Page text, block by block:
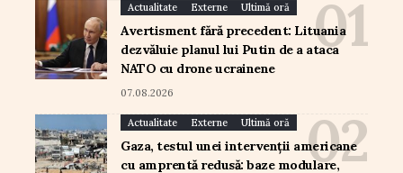
Actualitate Externe Ultimă oră
Avertisment fără precedent: Lituania
dezvăluie planul lui Putin de a ataca
NATO cu drone ucrainene
07.08.2026
Actualitate Externe Ultimă oră
Gaza, testul unei intervenții americane
cu amprentă redusă: baze modulare,